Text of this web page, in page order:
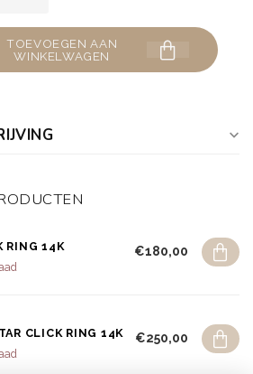
TOEVOEGEN AAN
WINKELWAGEN
RING 14K
€180,00
CLICK RING 14K
€250,00